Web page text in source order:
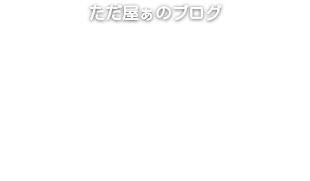
ただ屋ぁのブログ